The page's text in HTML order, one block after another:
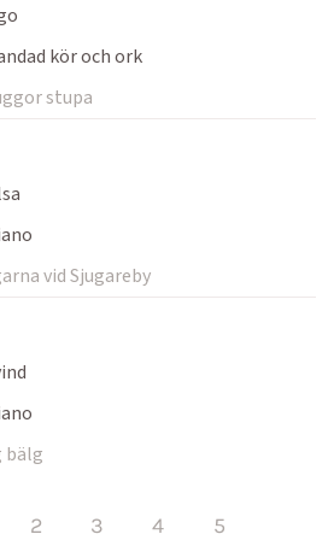
kör och ork
stupa
vid Sjugareby
bälg
2 3 4
5